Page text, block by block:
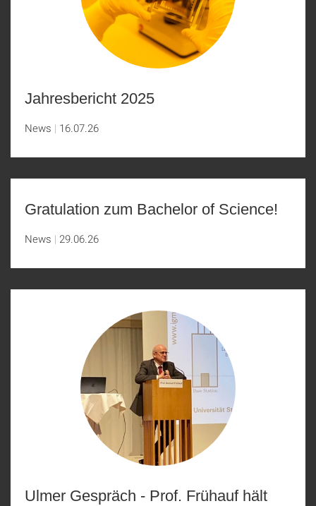
Jahresbericht 2025
News 16.07.26
Gratulation zum Bachelor of Science!
News 29.06.26
Ulmer Gespräch - Prof. Frühauf hält